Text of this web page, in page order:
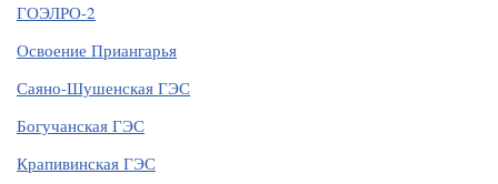
ГОЭЛРО-2
Освоение Приангарья
Саяно-Шушенская ГЭС
Богучанская ГЭС
Крапивинская ГЭС